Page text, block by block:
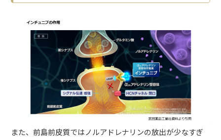
また、前島前皮質ではノルアドレナリンの放出が少なすぎ